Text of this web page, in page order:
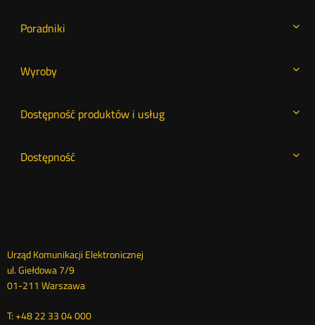
Poradniki
Wyroby
Dostępność produktów i usług
Dostępność
Dane
kontaktowe
Urząd Komunikacji Elektronicznej
ul. Giełdowa 7/9
01-211 Warszawa
T: +48 22 33 04 000